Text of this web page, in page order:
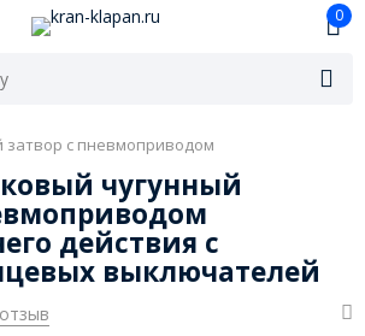
0
затвор с пневмоприводом
чугунный
действия с
выключателей